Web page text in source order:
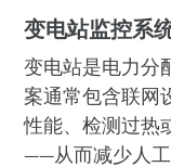
变电站监控系
变电站是电力分
案通常包含联网
性能、检测过热
——从而减少人工